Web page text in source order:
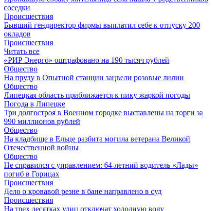
соседки
Происшествия
Бывший гендиректор фирмы выплатил себе к отпуску 200
окладов
Происшествия
Читать все
«РИР Энерго» оштрафовано на 190 тысяч рублей
Общество
На пруду в Опытной станции зацвели розовые лилии
Общество
Липецкая область приближается к пику жаркой погоды
Погода в Липецке
Три долгостроя в Военном городке выставлены на торги за
990 миллионов рублей
Общество
На кладбище в Ельце разбита могила ветерана Великой
Отечественной войны
Общество
Не справился с управлением: 64-летний водитель «Лады»
погиб в Горицах
Происшествия
Дело о кровавой резне в бане направлено в суд
Происшествия
На трех десятках улиц отключат холодную воду